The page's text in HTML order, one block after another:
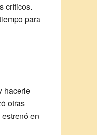
críticos.
para
hacerle
otras
en